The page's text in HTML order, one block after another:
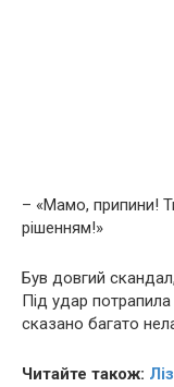
– «Мамо, припини!
рішенням!»
Був довгий
Під удар
сказано багато
Читайте також: